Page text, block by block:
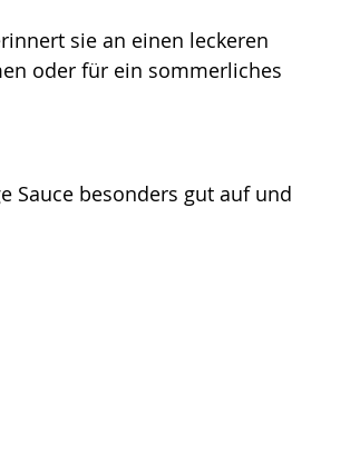
sie an einen leckeren
oder für ein sommerliches
Sauce besonders gut auf und